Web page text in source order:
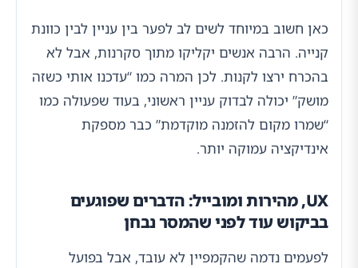
כאן חשוב במיוחד לשים לב לפער בין עניין לבין כוונת
קנייה. הרבה אנשים יקליקו מתוך סקרנות, אבל לא
בהכרח ירצו לקנות. לכן המרה כמו “עדכנו אותי כשזה
מושק” יכולה לבדוק עניין ראשוני, בעוד שפעולה כמו
“שמרו מקום להזמנה מוקדמת” כבר מספקת
אינדיקציה עמוקה יותר.
UX, מהירות ומובייל: הדברים שפוגעים
בביקוש עוד לפני שהמסר נבחן
לפעמים נדמה שהקמפיין לא עובד, אבל בפועל